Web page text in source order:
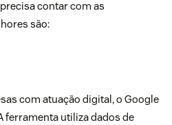
contar com as
são:
com atuação digital, o Google
ferramenta utiliza dados de